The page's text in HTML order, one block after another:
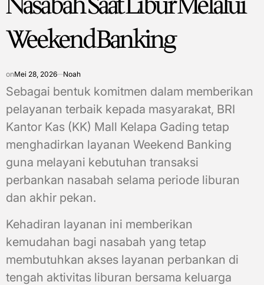
Weekend Banking
onMei 28, 2026 Noah
Sebagai bentuk komitmen dalam memberikan
pelayanan terbaik kepada masyarakat, BRI
Kantor Kas (KK) Mall Kelapa Gading tetap
menghadirkan layanan Weekend Banking
guna melayani kebutuhan transaksi
perbankan nasabah selama periode liburan
dan akhir pekan.
Kehadiran layanan ini memberikan
kemudahan bagi nasabah yang tetap
membutuhkan akses layanan perbankan di
tengah aktivitas liburan bersama keluarga